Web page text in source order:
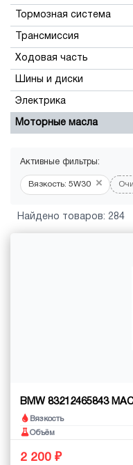
Тормозная система
Трансмиссия
Ходовая часть
Шины и диски
Электрика
Моторные масла
Активные фильтры:
Вязкость: 5W30 ×
Найдено товаров: 284
BMW 83212465843
Вязкость
Объём
2 200